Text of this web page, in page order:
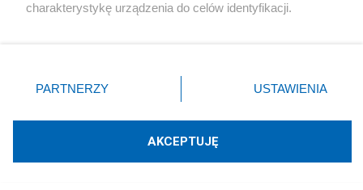
Rozmaitości
charakterystykę urządzenia do celów identyfikacji.
zmienić/wycofać klikając przycisk ustawień prywatności
znajdujący się w lewym dolnym rogu strony
rodzaje przetwarzania danych nie wymagają zgody
użytkownika, ale masz prawo sprzeciwić się takiemu
PARTNERZY USTAWIENIA
AKCEPTUJĘ